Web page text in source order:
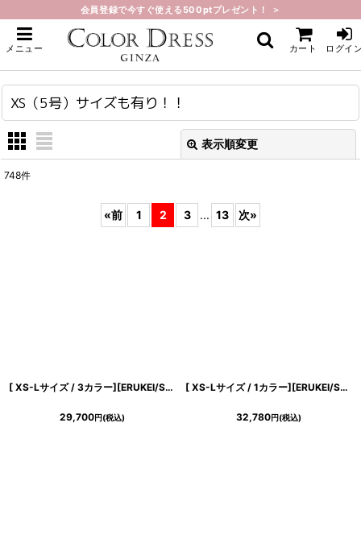
会員登録で今すぐ使える500ptプレゼント！ ＞
メニュー カート ログイ
ホーム > XS（5号）サイズも有り！！
XS（5号）サイズも有り！！
表示順変更
748件
«前 1 2 3 ... 13 次»
[ XS-Lサイズ / 3カラー][ERUKEI/SETTAN]オレンジ・グリーン・パープル・フラワープリント・プリーツ・ホルターネック・Aライン・ロングドレス[黒木麗奈着用・薗田杏奈着用][送料無料]
29,700円(税込)
[ XS-Lサイズ / 1カラー][ERUKEI/SETTAN]ノースリーブ・バイカラー・花柄・切替・ハイウエスト・フレア・Aライン・ロングドレス[送料無料]
32,780円(税込)